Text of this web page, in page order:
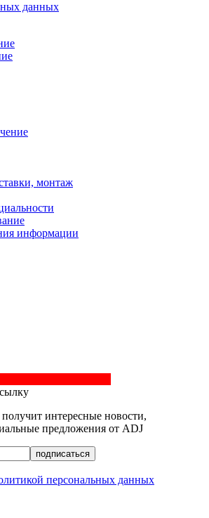
данных
монтаж
информации
интересные новости,
предложения от ADJ
подписаться
персональных данных